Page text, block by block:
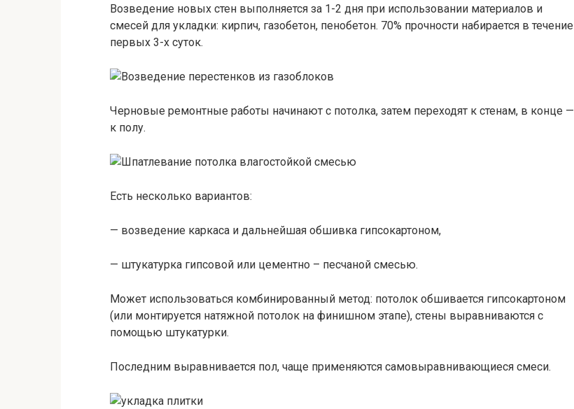
Возведение новых стен выполняется за 1-2 дня при использовании материалов и
смесей для укладки: кирпич, газобетон, пенобетон. 70% прочности набирается в течение
первых 3-х суток.
Черновые ремонтные работы начинают с потолка, затем переходят к стенам, в конце —
к полу.
Есть несколько вариантов:
— возведение каркаса и дальнейшая обшивка гипсокартоном,
— штукатурка гипсовой или цементно – песчаной смесью.
Может использоваться комбинированный метод: потолок обшивается гипсокартоном
(или монтируется натяжной потолок на финишном этапе), стены выравниваются с
помощью штукатурки.
Последним выравнивается пол, чаще применяются самовыравнивающиеся смеси.